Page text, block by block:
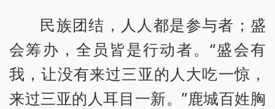
民族团结，人人都是参与者；盛
会筹办，全员皆是行动者。“盛会有
我，让没有来过三亚的人大吃一惊，
来过三亚的人耳目一新。”鹿城百姓胸